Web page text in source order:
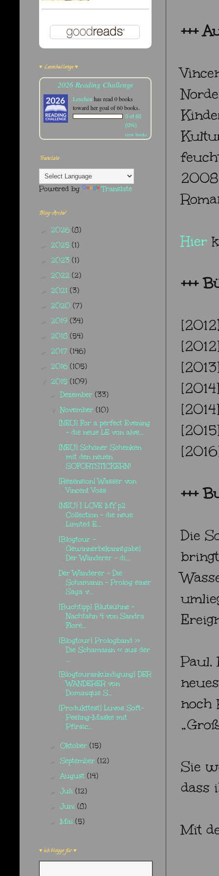
+++
2008
Hier
+++
[2012
+++
Die
Paul,
noch
Sie
dass
Mit
♥ Lesechallenge ♥
2026 Reading Challenge
Lenchen has read 0 books
toward her goal of 60 books.
0 of 60
(0%)
view books
Translate
Powered by Translate
Blog-Archiv
2026 (8)
2025 (1)
2023 (1)
2022 (2)
2021 (3)
2020 (7)
2019 (34)
2018 (54)
2017 (146)
2016 (105)
2015 (109)
►Dezember(33)
▼November(10)
[NEU] For a perfect Evening
- die neue LE von alve...
[NEU] Schöner Schenken
mit den neuen
SOFORTSTICKERN!
[Rezension] Wasser von
Vincent Voss
[NEU] I LOVE MY p2
Collection - die neue
Limited E...
[Blogtour -
Gewinnerbekanntgabe]
Der Wanderer - di...
Der Wanderer - Die
Schamanin - Prolog einer
Saga v...
[Buchtipp] Blutsühne -
Nachtahn 4 von Sandra
Flore...
[Blogtour] Prologband >>
Die Schamanin << aus der
...
[Blogtourankündigung] DER
WANDERER von
Dominique S...
[Produkttest] Luvos Soft-
Peeling-Maske mit
Pfirsic...
►Oktober(15)
►September(12)
►August(14)
►Juli(12)
►Juni(8)
►Mai(5)
♥ ich blogge für ♥